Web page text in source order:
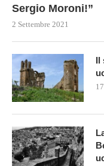
Sergio Moroni!”
2 Settembre 2021
Il